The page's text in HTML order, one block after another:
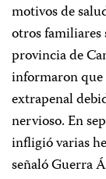
motivos de
otros familiares
provincia de
informaron
extrapenal
nervioso. En
infligió varias
señaló Guerra